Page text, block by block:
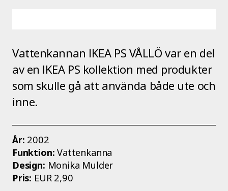
Vattenkannan IKEA PS VÅLLÖ var en del
av en IKEA PS kollektion med produkter
som skulle gå att använda både ute och
inne.
År: 2002
Funktion: Vattenkanna
Design: Monika Mulder
Pris: EUR 2,90